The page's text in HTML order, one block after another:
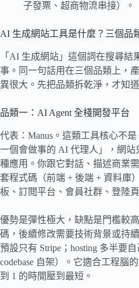
子發票、超商物流串接）。
AI 生成網站工具是什麼？三個品
「AI 生成網站」這個詞在搜尋結
事。同一句話用在三個品類上，
異很大。先把品類拆乾淨，才知
品類一：AI Agent 全棧開發平台
代表：Manus。這類工具核心不
一個會做事的 AI 代理人」，網
種應用。你跟它對話、描述商業
套程式碼（前端 + 後端 + 資料庫
板、訂閱平台、會員社群、登陸
優勢是彈性極大，缺點是門檻較
碼，後續修改需要技術背景或持
預設只有 Stripe；hosting 多半要
codebase 自架）。它適合工程腦
到 1 的時間壓到最短。